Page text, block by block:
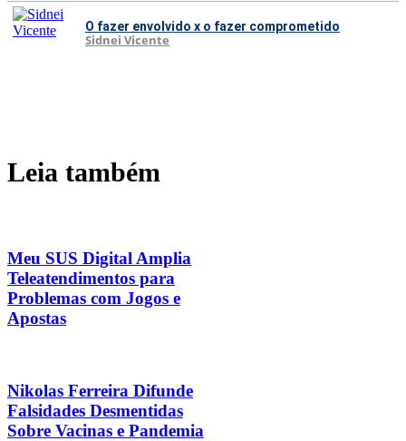
O fazer envolvido x o fazer comprometido
Sidnei Vicente
Leia também
Meu SUS Digital Amplia
Teleatendimentos para
Problemas com Jogos e
Apostas
Nikolas Ferreira Difunde
Falsidades Desmentidas
Sobre Vacinas e Pandemia